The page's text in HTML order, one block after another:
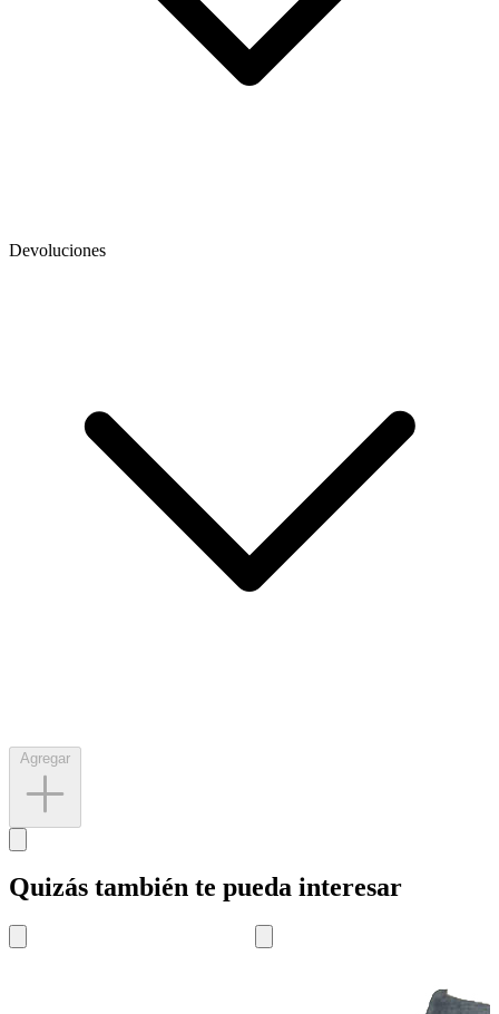
Devoluciones
Quizás también te pueda interesar